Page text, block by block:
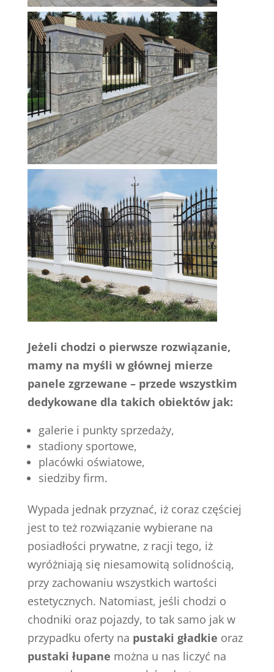
Jeżeli chodzi o pierwsze rozwiązanie,
mamy na myśli w głównej mierze
panele zgrzewane – przede wszystkim
dedykowane dla takich obiektów jak:
galerie i punkty sprzedaży,
stadiony sportowe,
placówki oświatowe,
siedziby firm.
Wypada jednak przyznać, iż coraz częściej
jest to też rozwiązanie wybierane na
posiadłości prywatne, z racji tego, iż
wyróżniają się niesamowitą solidnością,
przy zachowaniu wszystkich wartości
estetycznych. Natomiast, jeśli chodzi o
chodniki oraz pojazdy, to tak samo jak w
przypadku oferty na pustaki gładkie oraz
pustaki łupane można u nas liczyć na